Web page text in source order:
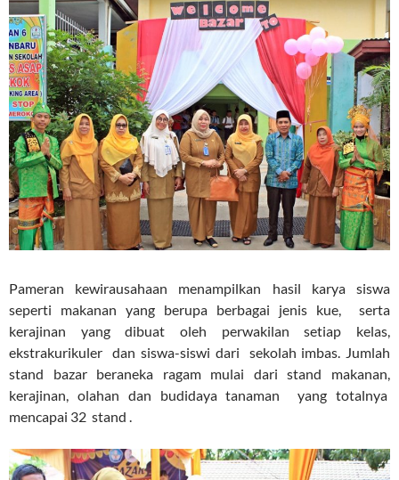
Pameran kewirausahaan menampilkan hasil karya siswa
seperti makanan yang berupa berbagai jenis kue, serta
kerajinan yang dibuat oleh perwakilan setiap kelas,
ekstrakurikuler dan siswa-siswi dari sekolah imbas. Jumlah
stand bazar beraneka ragam mulai dari stand makanan,
kerajinan, olahan dan budidaya tanaman yang totalnya
mencapai 32 stand .